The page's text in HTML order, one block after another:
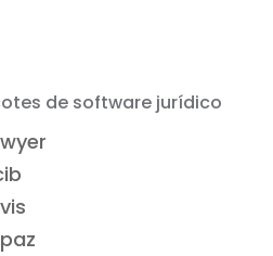
de software jurídico